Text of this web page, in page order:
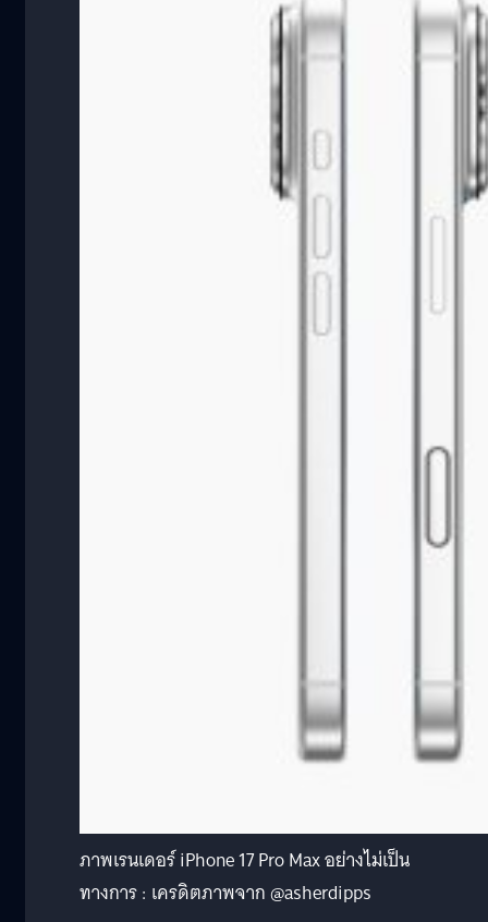
ภาพเรนเดอร์ iPhone 17 Pro Max อย่างไม่เป็น
ทางการ : เครดิตภาพจาก @asherdipps